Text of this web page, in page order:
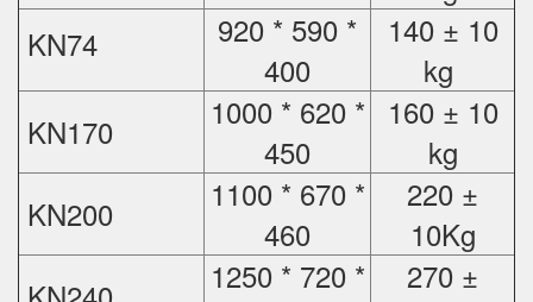
KN74
920 * 590 *
400
140 ± 10
kg
KN170
1000 * 620 *
450
160 ± 10
kg
KN200
1100 * 670 *
460
220 ±
10Kg
1250 * 720 *
270 ±